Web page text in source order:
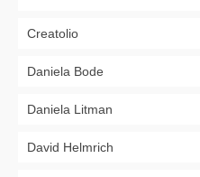
Creatolio
Daniela Bode
Daniela Litman
David Helmrich